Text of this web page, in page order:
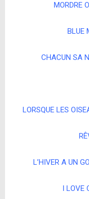
MORDRE
BLUE
CHACUN SA
LORSQUE LES
L’HIVER A UN
I LOVE